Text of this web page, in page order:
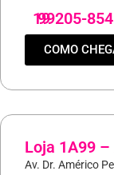
19
99205-
COMO
Loja 1A99 –
Av. Dr. Américo